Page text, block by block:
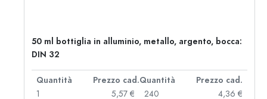
50 ml bottiglia in alluminio, metallo, argento, bocca:
DIN 32
Quantità Prezzo cad.Quantità
Prezzo cad.
1
5,57 €
240
4,36 €